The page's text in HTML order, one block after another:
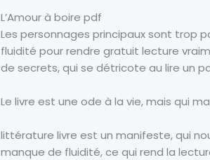
L’Amour à boire pdf
Les personnages principaux sont trop
fluidité pour rendre gratuit lecture
de secrets, qui se détricote au lire un
Le livre est une ode à la vie, mais qui
littérature livre est un manifeste, qui
manque de fluidité, ce qui rend la